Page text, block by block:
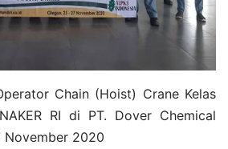
Chain (Hoist) Crane Kelas
RI di PT. Dover Chemical
2020